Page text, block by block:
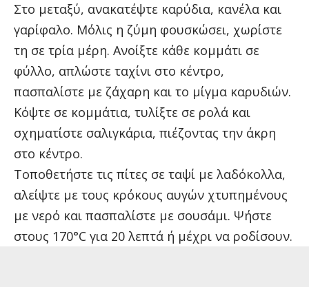
Στο μεταξύ, ανακατέψτε καρύδια, κανέλα και
γαρίφαλο. Μόλις η ζύμη φουσκώσει, χωρίστε
τη σε τρία μέρη. Ανοίξτε κάθε κομμάτι σε
φύλλο, απλώστε ταχίνι στο κέντρο,
πασπαλίστε με ζάχαρη και το μίγμα καρυδιών.
Κόψτε σε κομμάτια, τυλίξτε σε ρολά και
σχηματίστε σαλιγκάρια, πιέζοντας την άκρη
στο κέντρο.
Τοποθετήστε τις πίτες σε ταψί με λαδόκολλα,
αλείψτε με τους κρόκους αυγών χτυπημένους
με νερό και πασπαλίστε με σουσάμι. Ψήστε
στους 170°C για 20 λεπτά ή μέχρι να ροδίσουν.